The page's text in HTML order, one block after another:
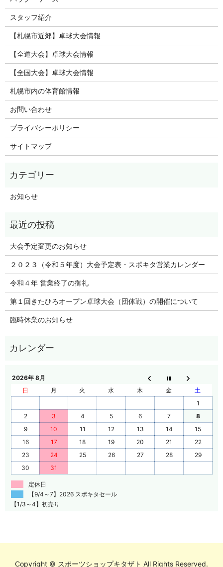
スタッフ紹介
【札幌市近郊】卓球大会情報
【全道大会】卓球大会情報
【全国大会】卓球大会情報
札幌市内の体育館情報
お問い合わせ
プライバシーポリシー
サイトマップ
お知らせ
大会予定変更のお知らせ
２０２３（令和５年度）大会予定表・スポキタ営業カレンダー
令和４年 営業終了の御礼
第１回きたひろオープン卓球大会（団体戦）の開催について
臨時休業のお知らせ
2026年 8月
日
月 火 水 木 金
土
1
2
3 4 5 6 7
8
9
10 11 12 13 14
15
16
17 18 19 20 21
22
23
24 25 26 27 28
29
30
31
定休日
【9/4～7】2026 スポキタセール
【1/3～4】初売り
Copyright © スポーツショップキタザト All Rights Reserved.